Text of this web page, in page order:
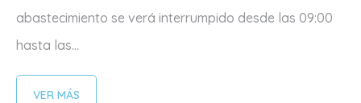
abastecimiento se verá interrumpido desde las 09:00
hasta las...
VER MÁS